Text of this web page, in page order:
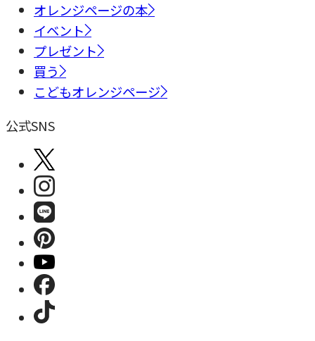
オレンジページの本
イベント
プレゼント
買う
こどもオレンジページ
公式SNS